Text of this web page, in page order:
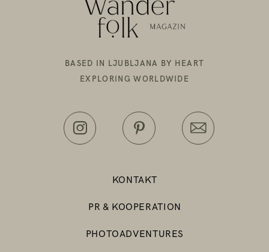
KONTAKT
PR & KOOPERATION
PHOTOADVENTURES
BASED IN LJUBLJANA BY HEART
EXPLORING WORLDWIDE